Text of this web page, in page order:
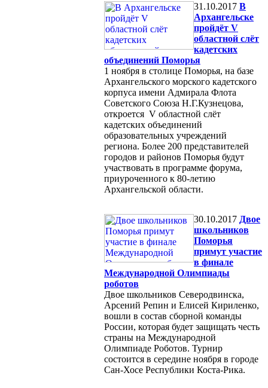
31.10.2017 В
Архангельске
пройдёт V
областной слёт
кадетских
объединений Поморья
1 ноября в столице Поморья, на базе
Архангельского морского кадетского
корпуса имени Адмирала Флота
Советского Союза Н.Г.Кузнецова,
откроется V областной слёт
кадетских объединений
образовательных учреждений
региона. Более 200 представителей
городов и районов Поморья будут
участвовать в программе форума,
приуроченного к 80-летию
Архангельской области.
30.10.2017 Двое
школьников
Поморья
примут участие
в финале
Международной Олимпиады
роботов
Двое школьников Северодвинска,
Арсений Репин и Елисей Кириленко,
вошли в состав сборной команды
России, которая будет защищать честь
страны на Международной
Олимпиаде Роботов. Турнир
состоится в середине ноября в городе
Сан-Хосе Республики Коста-Рика.